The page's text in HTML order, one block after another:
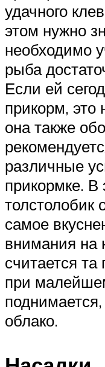
удачного
этом нужно
необходимо
рыба
Если ей
прикорм, это
она также
различные
прикормке. В
толстолобик
самое
внимания на
считается та
при
облако.